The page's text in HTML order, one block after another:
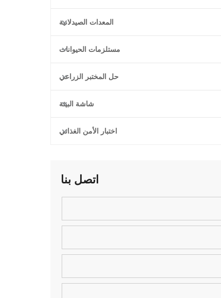
المعدات الصيدلانية
مستلزمات الحيوانات
حل المختبر الزراعي
شاشة البيئة
اختبار الأمن الغذائي
اتصل بنا